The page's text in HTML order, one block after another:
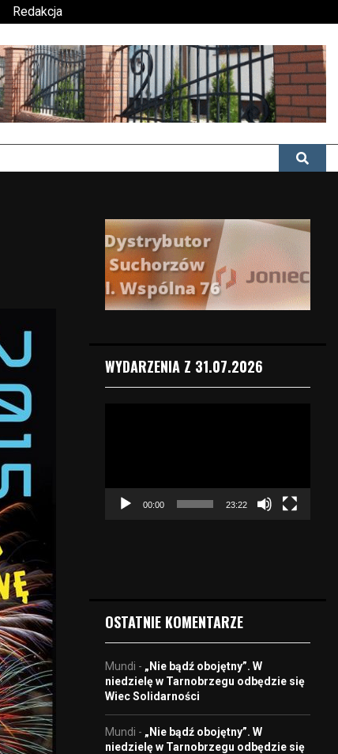
Redakcja
WYDARZENIA Z 31.07.2026
e
o
00:00 23:22
OSTATNIE KOMENTARZE
Mundi - „Nie bądź obojętny”. W
niedzielę w Tarnobrzegu odbędzie się
Wiec Solidarności
Mundi - „Nie bądź obojętny”. W
niedzielę w Tarnobrzegu odbędzie się